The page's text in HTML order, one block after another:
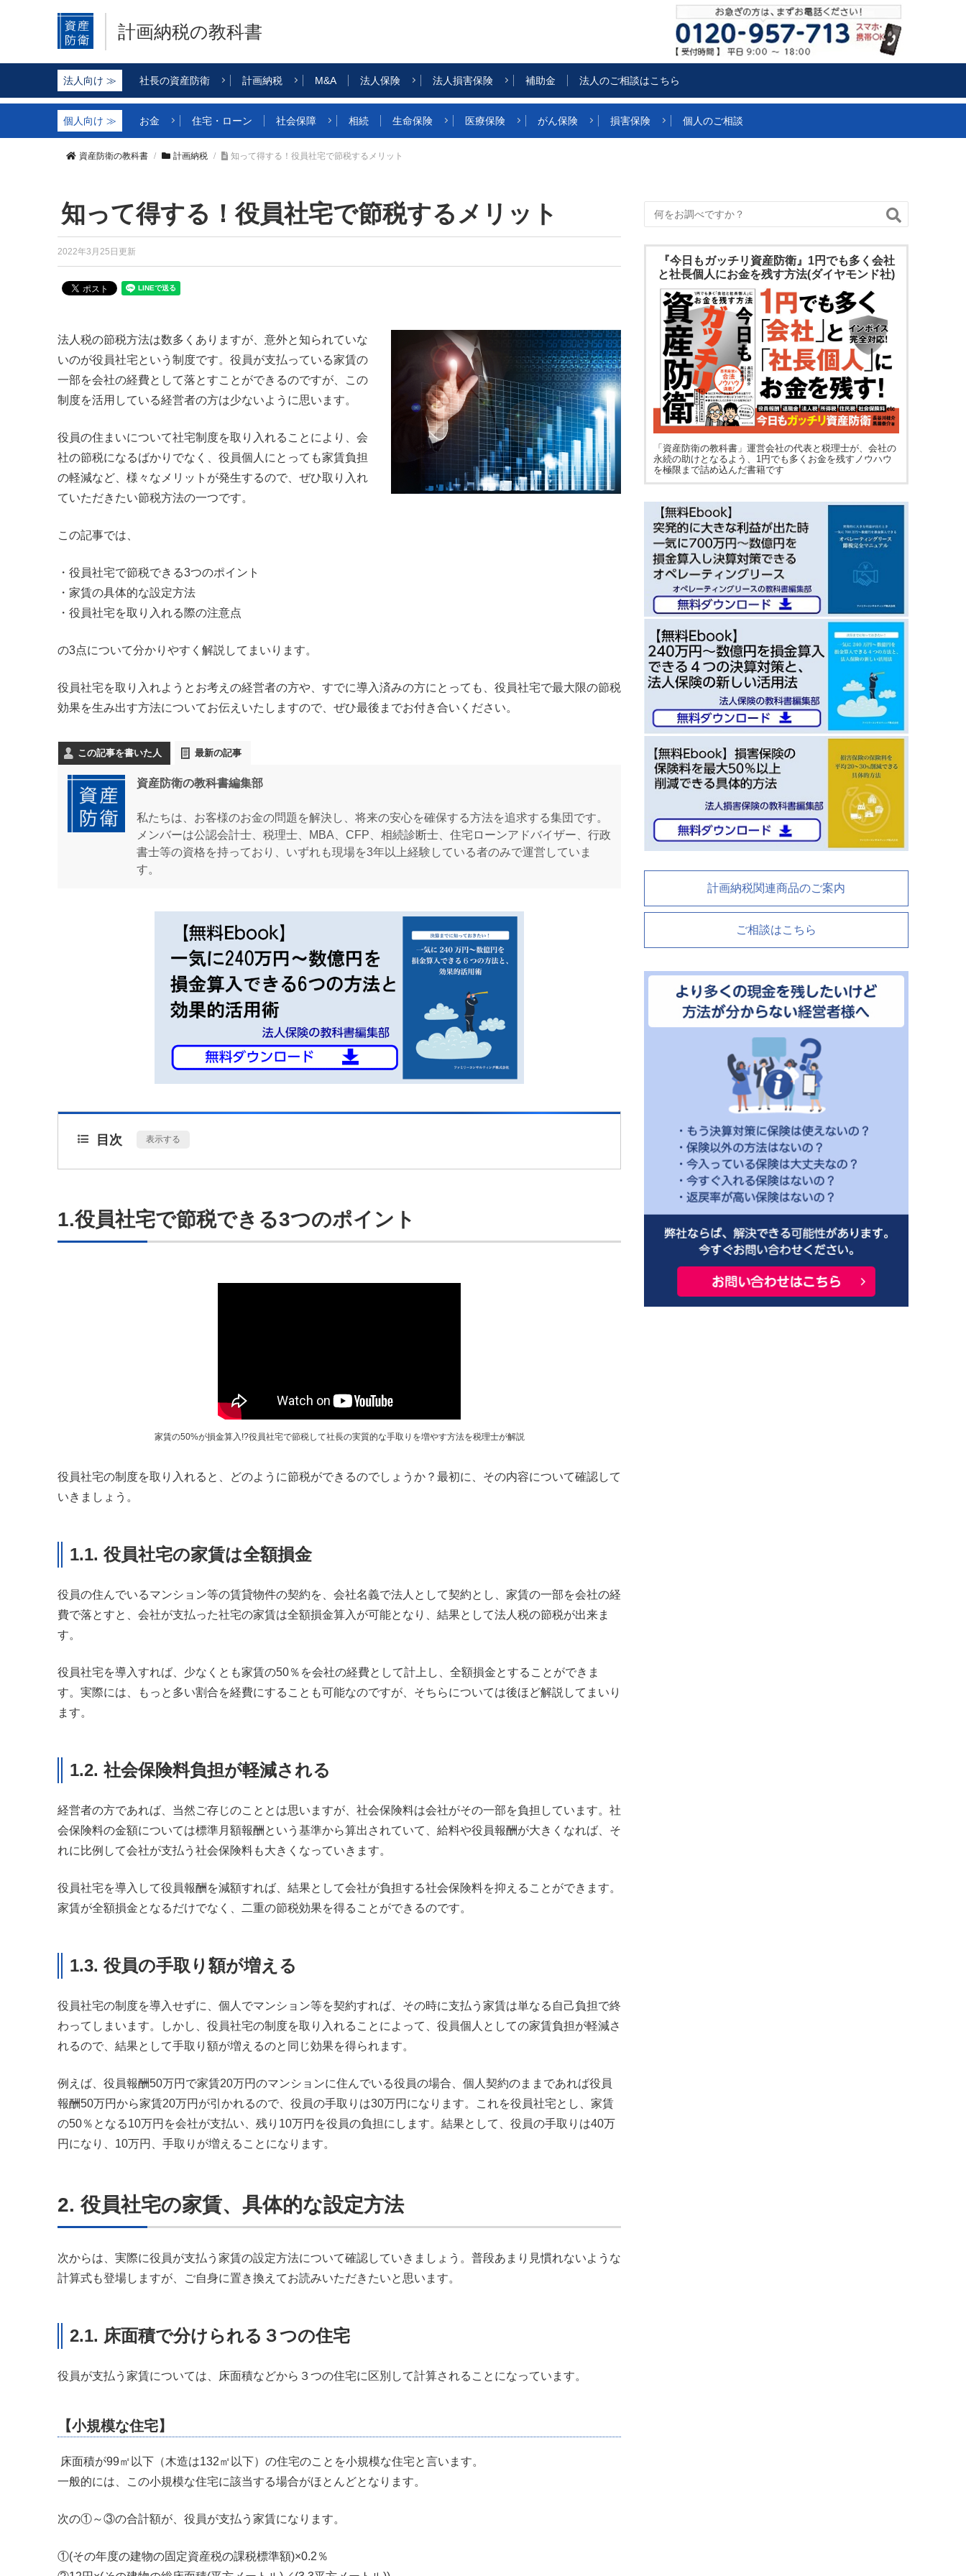
計画納税の教科書
社長の資産防衛 計画納税 M&A 法人保険 法人損害保険 補助金 法人のご相談はこちら
お金 住宅・ローン 社会保障 相続 生命保険 医療保険 がん保険 損害保険 個人のご相談
資産防衛の教科書 計画納税 知って得する！役員社宅で節税するメリット
知って得する！役員社宅で節税するメリット
2022年3月25日更新
法人税の節税方法は数多くありますが、意外と知られていな
いのが役員社宅という制度です。役員が支払っている家賃の
一部を会社の経費として落とすことができるのですが、この
制度を活用している経営者の方は少ないように思います。
役員の住まいについて社宅制度を取り入れることにより、会
社の節税になるばかりでなく、役員個人にとっても家賃負担
の軽減など、様々なメリットが発生するので、ぜひ取り入れ
ていただきたい節税方法の一つです。
この記事では、
・役員社宅で節税できる3つのポイント
・家賃の具体的な設定方法
・役員社宅を取り入れる際の注意点
の3点について分かりやすく解説してまいります。
役員社宅を取り入れようとお考えの経営者の方や、すでに導入済みの方にとっても、役員社宅で最大限の節税
効果を生み出す方法についてお伝えいたしますので、ぜひ最後までお付き合いください。
この記事を書いた人 最新の記事
資産防衛の教科書編集部
私たちは、お客様のお金の問題を解決し、将来の安心を確保する方法を追求する集団です。
メンバーは公認会計士、税理士、MBA、CFP、相続診断士、住宅ローンアドバイザー、行政
書士等の資格を持っており、いずれも現場を3年以上経験している者のみで運営していま
す。
目次 表示する
1.役員社宅で節税できる3つのポイント
家賃の50%が損金算入!?役員社宅で節税して社長の実質的な手取りを増やす方法を税理士が解説
役員社宅の制度を取り入れると、どのように節税ができるのでしょうか？最初に、その内容について確認して
いきましょう。
1.1. 役員社宅の家賃は全額損金
役員の住んでいるマンション等の賃貸物件の契約を、会社名義で法人として契約とし、家賃の一部を会社の経
費で落とすと、会社が支払った社宅の家賃は全額損金算入が可能となり、結果として法人税の節税が出来ま
す。
役員社宅を導入すれば、少なくとも家賃の50％を会社の経費として計上し、全額損金とすることができま
す。実際には、もっと多い割合を経費にすることも可能なのですが、そちらについては後ほど解説してまいり
ます。
1.2. 社会保険料負担が軽減される
経営者の方であれば、当然ご存じのこととは思いますが、社会保険料は会社がその一部を負担しています。社
会保険料の金額については標準月額報酬という基準から算出されていて、給料や役員報酬が大きくなれば、そ
れに比例して会社が支払う社会保険料も大きくなっていきます。
役員社宅を導入して役員報酬を減額すれば、結果として会社が負担する社会保険料を抑えることができます。
家賃が全額損金となるだけでなく、二重の節税効果を得ることができるのです。
1.3. 役員の手取り額が増える
役員社宅の制度を導入せずに、個人でマンション等を契約すれば、その時に支払う家賃は単なる自己負担で終
わってしまいます。しかし、役員社宅の制度を取り入れることによって、役員個人としての家賃負担が軽減さ
れるので、結果として手取り額が増えるのと同じ効果を得られます。
例えば、役員報酬50万円で家賃20万円のマンションに住んでいる役員の場合、個人契約のままであれば役員
報酬50万円から家賃20万円が引かれるので、役員の手取りは30万円になります。これを役員社宅とし、家賃
の50％となる10万円を会社が支払い、残り10万円を役員の負担にします。結果として、役員の手取りは40万
円になり、10万円、手取りが増えることになります。
2. 役員社宅の家賃、具体的な設定方法
次からは、実際に役員が支払う家賃の設定方法について確認していきましょう。普段あまり見慣れないような
計算式も登場しますが、ご自身に置き換えてお読みいただきたいと思います。
2.1. 床面積で分けられる３つの住宅
役員が支払う家賃については、床面積などから３つの住宅に区別して計算されることになっています。
【小規模な住宅】
床面積が99㎡以下（木造は132㎡以下）の住宅のことを小規模な住宅と言います。
一般的には、この小規模な住宅に該当する場合がほとんどとなります。
次の①～③の合計額が、役員が支払う家賃になります。
①(その年度の建物の固定資産税の課税標準額)×0.2％
『今日もガッチリ資産防衛』1円でも多く会社
と社長個人にお金を残す方法(ダイヤモンド社)
「資産防衛の教科書」運営会社の代表と税理士が、会社の
永続の助けとなるよう、1円でも多くお金を残すノウハウ
を極限まで詰め込んだ書籍です
計画納税関連商品のご案内
ご相談はこちら